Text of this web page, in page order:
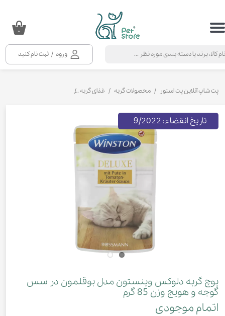
ورود / ثبت نام کنید
حساب کاربری من
خروج از حساب کاربری
۰
پت شاپ آنلاین پت استور محصولات گربه غذای گربه
پوچ گربه دلوکس وینستون مدل بوقلمون در سس
گوجه و هویج وزن 85 گرم
اتمام موجودی
تاریخ انقضاء: 9/2022